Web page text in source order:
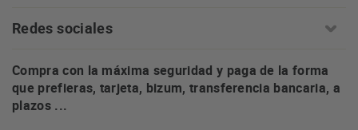
Redes sociales
Compra con la máxima seguridad y paga de la forma
que prefieras, tarjeta, bizum, transferencia bancaria, a
plazos ...